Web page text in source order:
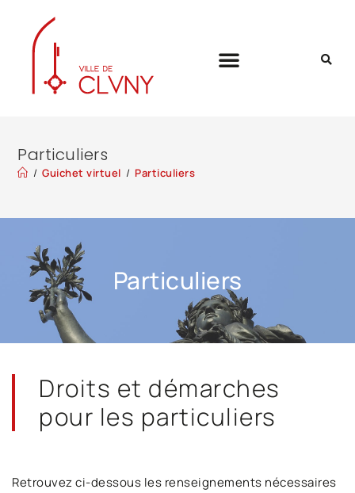
Particuliers
/ Guichet virtuel / Particuliers
Particuliers
Droits et démarches
pour les particuliers
Retrouvez ci-dessous les renseignements nécessaires